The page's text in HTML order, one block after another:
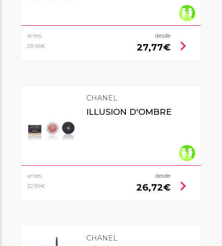
antes
29,96€
desde
27,77€ chevron_right
CHANEL
ILLUSION D'OMBRE
antes
32,99€
desde
26,72€ chevron_right
CHANEL